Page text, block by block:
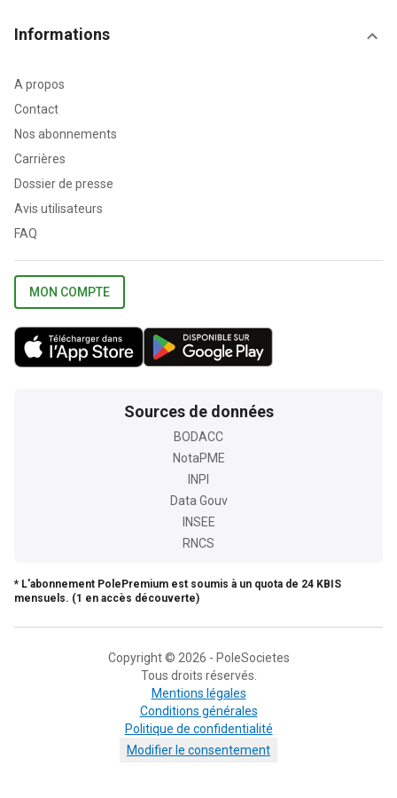
Informations
A propos
Contact
Nos abonnements
Carrières
Dossier de presse
Avis utilisateurs
FAQ
MON COMPTE
Sources de données
BODACC
NotaPME
INPI
Data Gouv
INSEE
RNCS
* L'abonnement PolePremium est soumis à un quota de 24 KBIS
mensuels. (1 en accès découverte)
Copyright © 2026 - PoleSocietes
Tous droits réservés.
Mentions légales
Conditions générales
Politique de confidentialité
Modifier le consentement